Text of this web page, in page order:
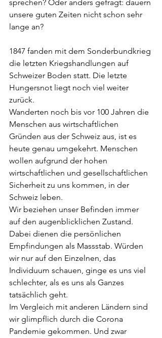
sprechen? Oder anders gefragt: dauern
unsere guten Zeiten nicht schon sehr
lange an?
1847 fanden mit dem Sonderbundkrieg
die letzten Kriegshandlungen auf
Schweizer Boden statt. Die letzte
Hungersnot liegt noch viel weiter
zurück.
Wanderten noch bis vor 100 Jahren die
Menschen aus wirtschaftlichen
Gründen aus der Schweiz aus, ist es
heute genau umgekehrt. Menschen
wollen aufgrund der hohen
wirtschaftlichen und gesellschaftlichen
Sicherheit zu uns kommen, in der
Schweiz leben.
Wir beziehen unser Befinden immer
auf den augenblicklichen Zustand.
Dabei dienen die persönlichen
Empfindungen als Massstab. Würden
wir nur auf den Einzelnen, das
Individuum schauen, ginge es uns viel
schlechter, als es uns als Ganzes
tatsächlich geht.
Im Vergleich mit anderen Ländern sind
wir glimpflich durch die Corona
Pandemie gekommen. Und zwar